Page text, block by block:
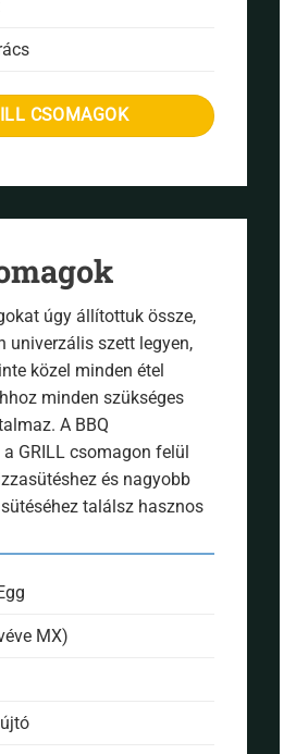
CSOMAGOK
úgy állítottuk össze,
univerzális szett legyen,
közel minden étel
minden szükséges
A BBQ
GRILL csomagon felül
és nagyobb
találsz hasznos
MX)